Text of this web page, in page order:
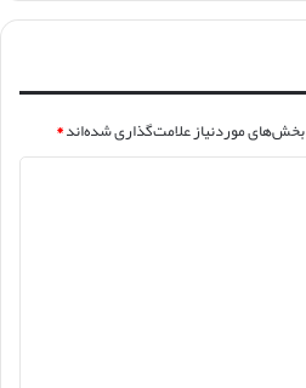
بخش‌های موردنیاز علامت‌گذاری شده‌اند*